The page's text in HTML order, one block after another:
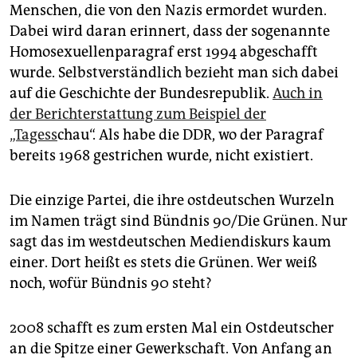
Menschen, die von den Nazis ermordet wurden.
Dabei wird daran erinnert, dass der sogenannte
Homosexuellenparagraf erst 1994 abgeschafft
wurde. Selbstverständlich bezieht man sich dabei
auf die Geschichte der Bundesrepublik. Auch in
der Berichterstattung zum Beispiel der
„Tagesschau“. Als habe die DDR, wo der Paragraf
bereits 1968 gestrichen wurde, nicht existiert.
Die einzige Partei, die ihre ostdeutschen Wurzeln
im Namen trägt sind Bündnis 90/Die Grünen. Nur
sagt das im westdeutschen Mediendiskurs kaum
einer. Dort heißt es stets die Grünen. Wer weiß
noch, wofür Bündnis 90 steht?
2008 schafft es zum ersten Mal ein Ostdeutscher
an die Spitze einer Gewerkschaft. Von Anfang an